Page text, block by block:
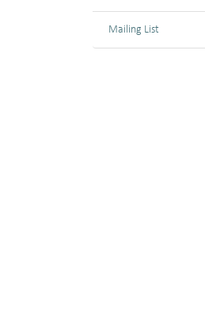
Mailing List